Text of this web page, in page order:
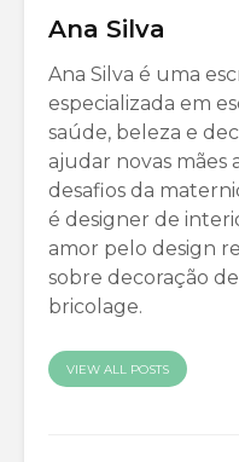
Ana Silva
Ana Silva é uma
especializada em
saúde, beleza e
ajudar novas mães
desafios da
é designer de
amor pelo design
sobre decoração
bricolage.
VIEW ALL POSTS